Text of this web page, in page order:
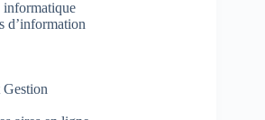
informatique
d’information